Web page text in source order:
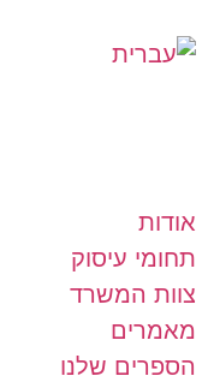
אודות
תחומי עיסוק
צוות המשרד
מאמרים
הספרים שלנו